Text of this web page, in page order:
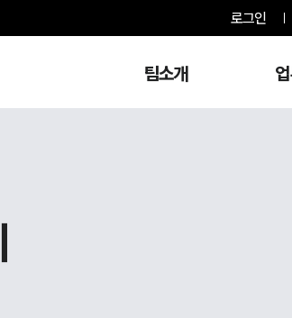
로그인
팀소개